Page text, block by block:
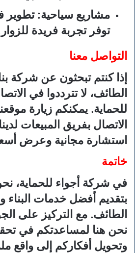
مشاريع سياحية: تطوير
توفر تجربة فريدة
التواصل معنا
إذا كنتم تبحثون عن شركة
الطائف، لا تترددوا في
للحماية. يمكنكم زيارة
الاتصال بفريق المبيعات
استشارة مجانية وعرض
خاتمة
في شركة أجواء للحماية،
بتقديم أفضل خدمات البناء
الطائف. مع التركيز على
نحن هنا لمساعدتكم في
وتحويل أفكاركم إلى واقع